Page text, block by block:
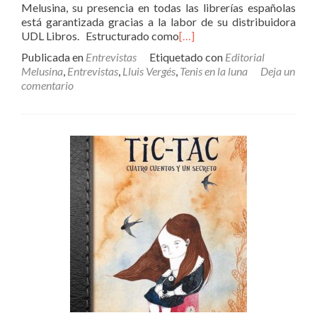
Melusina, su presencia en todas las librerías españolas
está garantizada gracias a la labor de su distribuidora
UDL Libros. Estructurado como[…]
Publicada en Entrevistas Etiquetado con Editorial
Melusina, Entrevistas, Lluis Vergés, Tenis en la luna
Deja un
comentario